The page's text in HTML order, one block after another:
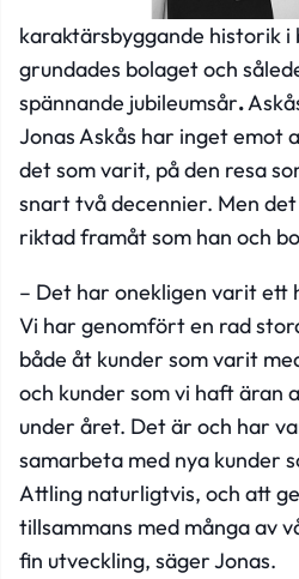
karaktärsbyggande historik i
grundades bolaget och
spännande jubileumsår.
Jonas Askås har inget emot
det som varit, på den resa
snart två decennier. Men
riktad framåt som han och
– Det har onekligen varit ett
Vi har genomfört en rad
både åt kunder som varit
och kunder som vi haft äran
under året. Det är och har
samarbeta med nya kunder
Attling naturligtvis, och att
tillsammans med många av
fin utveckling, säger Jonas.